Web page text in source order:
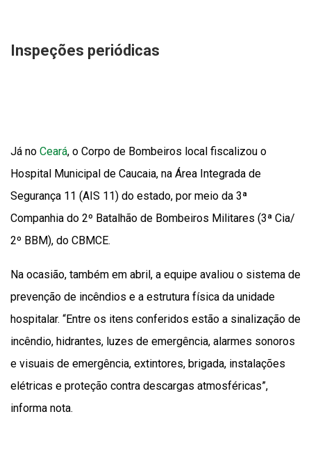
Inspeções periódicas
Já no Ceará, o Corpo de Bombeiros local fiscalizou o
Hospital Municipal de Caucaia, na Área Integrada de
Segurança 11 (AIS 11) do estado, por meio da 3ª
Companhia do 2º Batalhão de Bombeiros Militares (3ª Cia/
2º BBM), do CBMCE.
Na ocasião, também em abril, a equipe avaliou o sistema de
prevenção de incêndios e a estrutura física da unidade
hospitalar. “Entre os itens conferidos estão a sinalização de
incêndio, hidrantes, luzes de emergência, alarmes sonoros
e visuais de emergência, extintores, brigada, instalações
elétricas e proteção contra descargas atmosféricas”,
informa nota.